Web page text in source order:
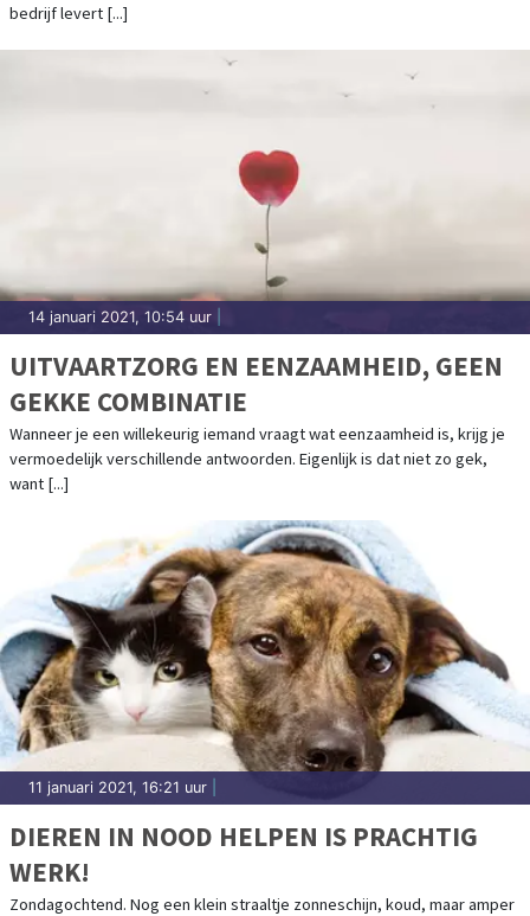
bedrijf levert [...]
14 januari 2021, 10:54 uur
UITVAARTZORG EN EENZAAMHEID, GEEN
GEKKE COMBINATIE
Wanneer je een willekeurig iemand vraagt wat eenzaamheid is, krijg je
vermoedelijk verschillende antwoorden. Eigenlijk is dat niet zo gek,
want [...]
11 januari 2021, 16:21 uur
DIEREN IN NOOD HELPEN IS PRACHTIG
WERK!
Zondagochtend. Nog een klein straaltje zonneschijn, koud, maar amper